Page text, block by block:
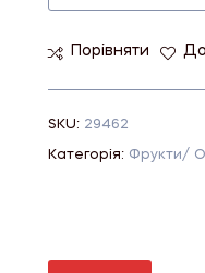
Порівняти
SKU: 29462
Категорія: Фрукти/